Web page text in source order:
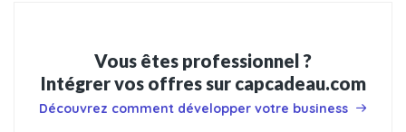
Vous êtes professionnel ?
Intégrer vos offres sur capcadeau.com
Découvrez comment développer votre business